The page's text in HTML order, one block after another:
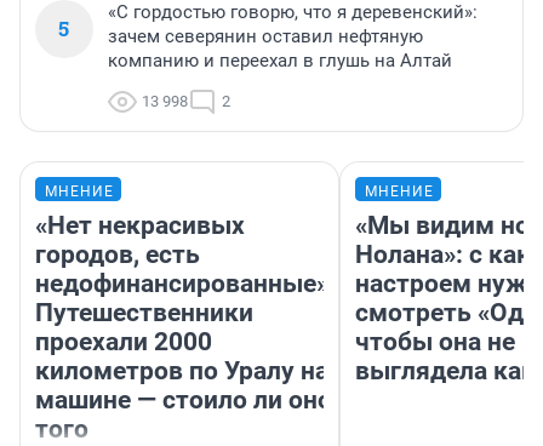
5
«С гордостью говорю, что я деревенский»:
зачем северянин оставил нефтяную
компанию и переехал в глушь на Алтай
13 998 2
МНЕНИЕ
«Нет некрасивых
городов, есть
недофинансированные».
Путешественники
проехали 2000
километров по Уралу на
машине — стоило ли оно
того
МНЕНИЕ
«Мы видим
Нолана»: с
настроем
смотреть
чтобы она не
выглядела как